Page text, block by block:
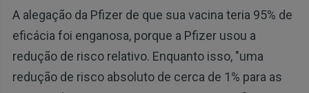
A alegação da Pfizer de que sua vacina teria 95% de
eficácia foi enganosa, porque a Pfizer usou a
redução de risco relativo. Enquanto isso, "uma
redução de risco absoluto de cerca de 1% para as